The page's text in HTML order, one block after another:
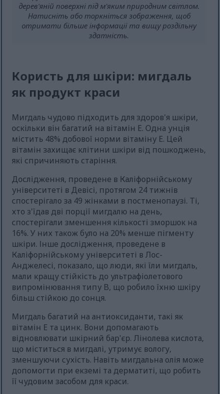
дерев'яній поверхні під м'яким природним світлом.
Натисніть або торкніться зображення, щоб
отримати більше інформації та вищу роздільну
здатність.
Користь для шкіри: мигдаль
як продукт краси
Мигдаль чудово підходить для здоров'я шкіри,
оскільки він багатий на вітамін Е. Одна унція
містить 48% добової норми вітаміну Е. Цей
вітамін захищає клітини шкіри від пошкоджень,
які спричиняють старіння.
Дослідження, проведене в Каліфорнійському
університеті в Девісі, протягом 24 тижнів
спостерігало за 49 жінками в постменопаузі. Ті,
хто з'їдав дві порції мигдалю на день,
спостерігали зменшення кількості зморшок на
16%. У них також було на 20% менше пігменту
шкіри. Інше дослідження, проведене в
Каліфорнійському університеті в Лос-
Анджелесі, показало, що люди, які їли мигдаль,
мали кращу стійкість до ультрафіолетового
випромінювання типу B, що робило їхню шкіру
більш стійкою до сонця.
Мигдаль багатий на антиоксиданти, такі як
вітамін Е та цинк. Вони допомагають
відновлювати шкірний бар'єр. Лінолева кислота,
що міститься в мигдалі, утримує вологу,
зменшуючи сухість. Навіть мигдальна олія може
допомогти при екземі та дерматиті, що робить
її чудовим засобом для краси.